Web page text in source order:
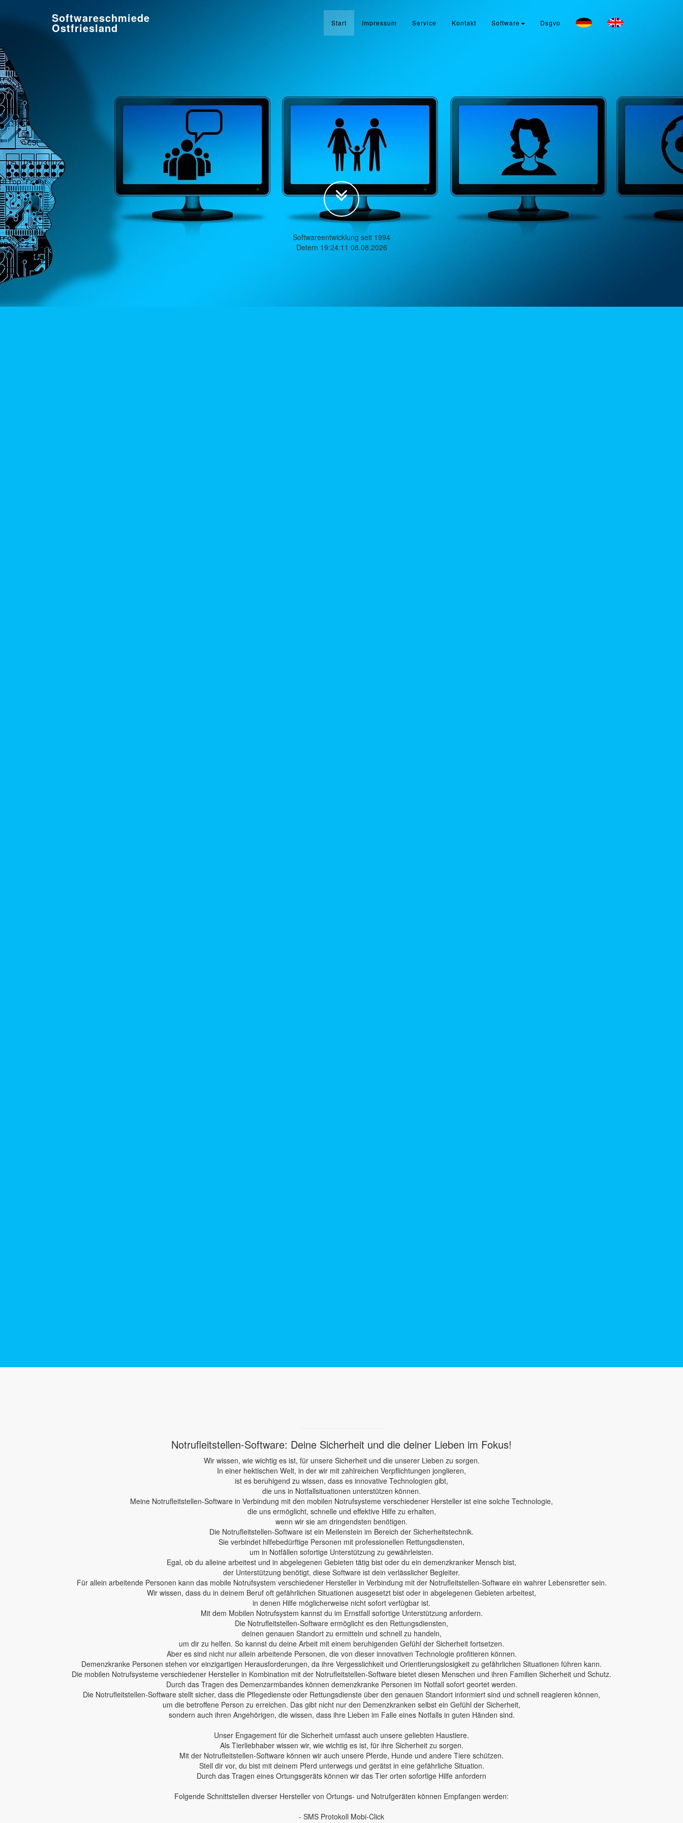
Softwareschmiede
Ostfriesland Start Impressum Service Kontakt Software Dsgvo
Softwareentwicklung seit 1994
Detern 19:24:11 08.08.2026
Notrufleitstellen-Software: Deine Sicherheit und die deiner Lieben im Fokus!
Wir wissen, wie wichtig es ist, für unsere Sicherheit und die unserer Lieben zu sorgen.
In einer hektischen Welt, in der wir mit zahlreichen Verpflichtungen jonglieren,
ist es beruhigend zu wissen, dass es innovative Technologien gibt,
die uns in Notfallsituationen unterstützen können.
Meine Notrufleitstellen-Software in Verbindung mit den mobilen Notrufsysteme verschiedener Hersteller ist eine solche Technologie,
die uns ermöglicht, schnelle und effektive Hilfe zu erhalten,
wenn wir sie am dringendsten benötigen.
Die Notrufleitstellen-Software ist ein Meilenstein im Bereich der Sicherheitstechnik.
Sie verbindet hilfebedürftige Personen mit professionellen Rettungsdiensten,
um in Notfällen sofortige Unterstützung zu gewährleisten.
Egal, ob du alleine arbeitest und in abgelegenen Gebieten tätig bist oder du ein demenzkranker Mensch bist,
der Unterstützung benötigt, diese Software ist dein verlässlicher Begleiter.
Für allein arbeitende Personen kann das mobile Notrufsystem verschiedener Hersteller in Verbindung mit der Notrufleitstellen-Software ein wahrer Lebensretter sein.
Wir wissen, dass du in deinem Beruf oft gefährlichen Situationen ausgesetzt bist oder in abgelegenen Gebieten arbeitest,
in denen Hilfe möglicherweise nicht sofort verfügbar ist.
Mit dem Mobilen Notrufsystem kannst du im Ernstfall sofortige Unterstützung anfordern.
Die Notrufleitstellen-Software ermöglicht es den Rettungsdiensten,
deinen genauen Standort zu ermitteln und schnell zu handeln,
um dir zu helfen. So kannst du deine Arbeit mit einem beruhigenden Gefühl der Sicherheit fortsetzen.
Aber es sind nicht nur allein arbeitende Personen, die von dieser innovativen Technologie profitieren können.
Demenzkranke Personen stehen vor einzigartigen Herausforderungen, da ihre Vergesslichkeit und Orientierungslosigkeit zu gefährlichen Situationen führen kann.
Die mobilen Notrufsysteme verschiedener Hersteller in Kombination mit der Notrufleitstellen-Software bietet diesen Menschen und ihren Familien Sicherheit und Schutz.
Durch das Tragen des Demenzarmbandes können demenzkranke Personen im Notfall sofort geortet werden.
Die Notrufleitstellen-Software stellt sicher, dass die Pflegedienste oder Rettungsdienste über den genauen Standort informiert sind und schnell reagieren können,
um die betroffene Person zu erreichen. Das gibt nicht nur den Demenzkranken selbst ein Gefühl der Sicherheit,
sondern auch ihren Angehörigen, die wissen, dass ihre Lieben im Falle eines Notfalls in guten Händen sind.
Unser Engagement für die Sicherheit umfasst auch unsere geliebten Haustiere.
Als Tierliebhaber wissen wir, wie wichtig es ist, für ihre Sicherheit zu sorgen.
Mit der Notrufleitstellen-Software können wir auch unsere Pferde, Hunde und andere Tiere schützen.
Stell dir vor, du bist mit deinem Pferd unterwegs und gerätst in eine gefährliche Situation.
Durch das Tragen eines Ortungsgeräts können wir das Tier orten sofortige Hilfe anfordern
Folgende Schnittstellen diverser Hersteller von Ortungs- und Notrufgeräten können Empfangen werden:
- SMS Protokoll Mobi-Click